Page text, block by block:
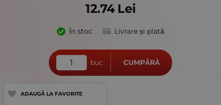
12.74 Lei
În stoc Livrare și plată
buc CUMPĂRĂ
ADAUGĂ LA FAVORITE